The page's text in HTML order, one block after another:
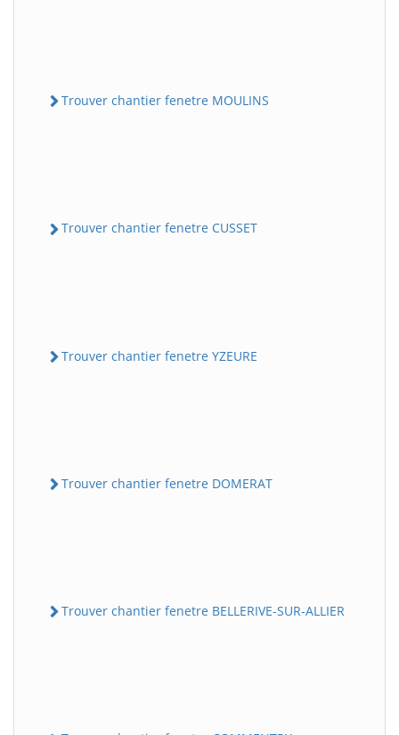
Trouver chantier fenetre MOULINS
Trouver chantier fenetre CUSSET
Trouver chantier fenetre YZEURE
Trouver chantier fenetre DOMERAT
Trouver chantier fenetre BELLERIVE-SUR-ALLIER